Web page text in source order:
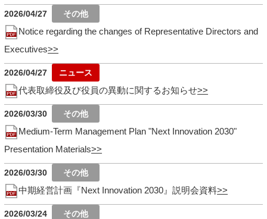
2026/04/27
Notice regarding the changes of Representative Directors and
Executives
2026/04/27
代表取締役及び役員の異動に関するお知らせ
2026/03/30
Medium-Term Management Plan "Next Innovation 2030"
Presentation Materials
2026/03/30
中期経営計画『Next Innovation 2030』説明会資料
2026/03/24